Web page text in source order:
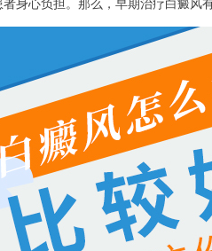
身心负担。那么，早期治疗白癜风